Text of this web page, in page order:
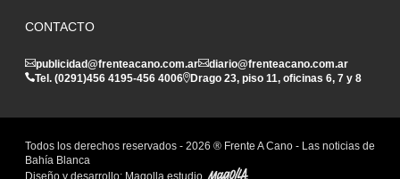
CONTACTO
publicidad@frenteacano.com.ar
diario@frenteacano.com.ar
Tel. (0291)456 4195-456 4006 Drago 23, piso 11, oficinas 6, 7 y 8
Todos los derechos reservados - 2026 ® Frente A Cano - Las noticias de
Bahía Blanca
Diseño y desarrollo: Magolla estudio